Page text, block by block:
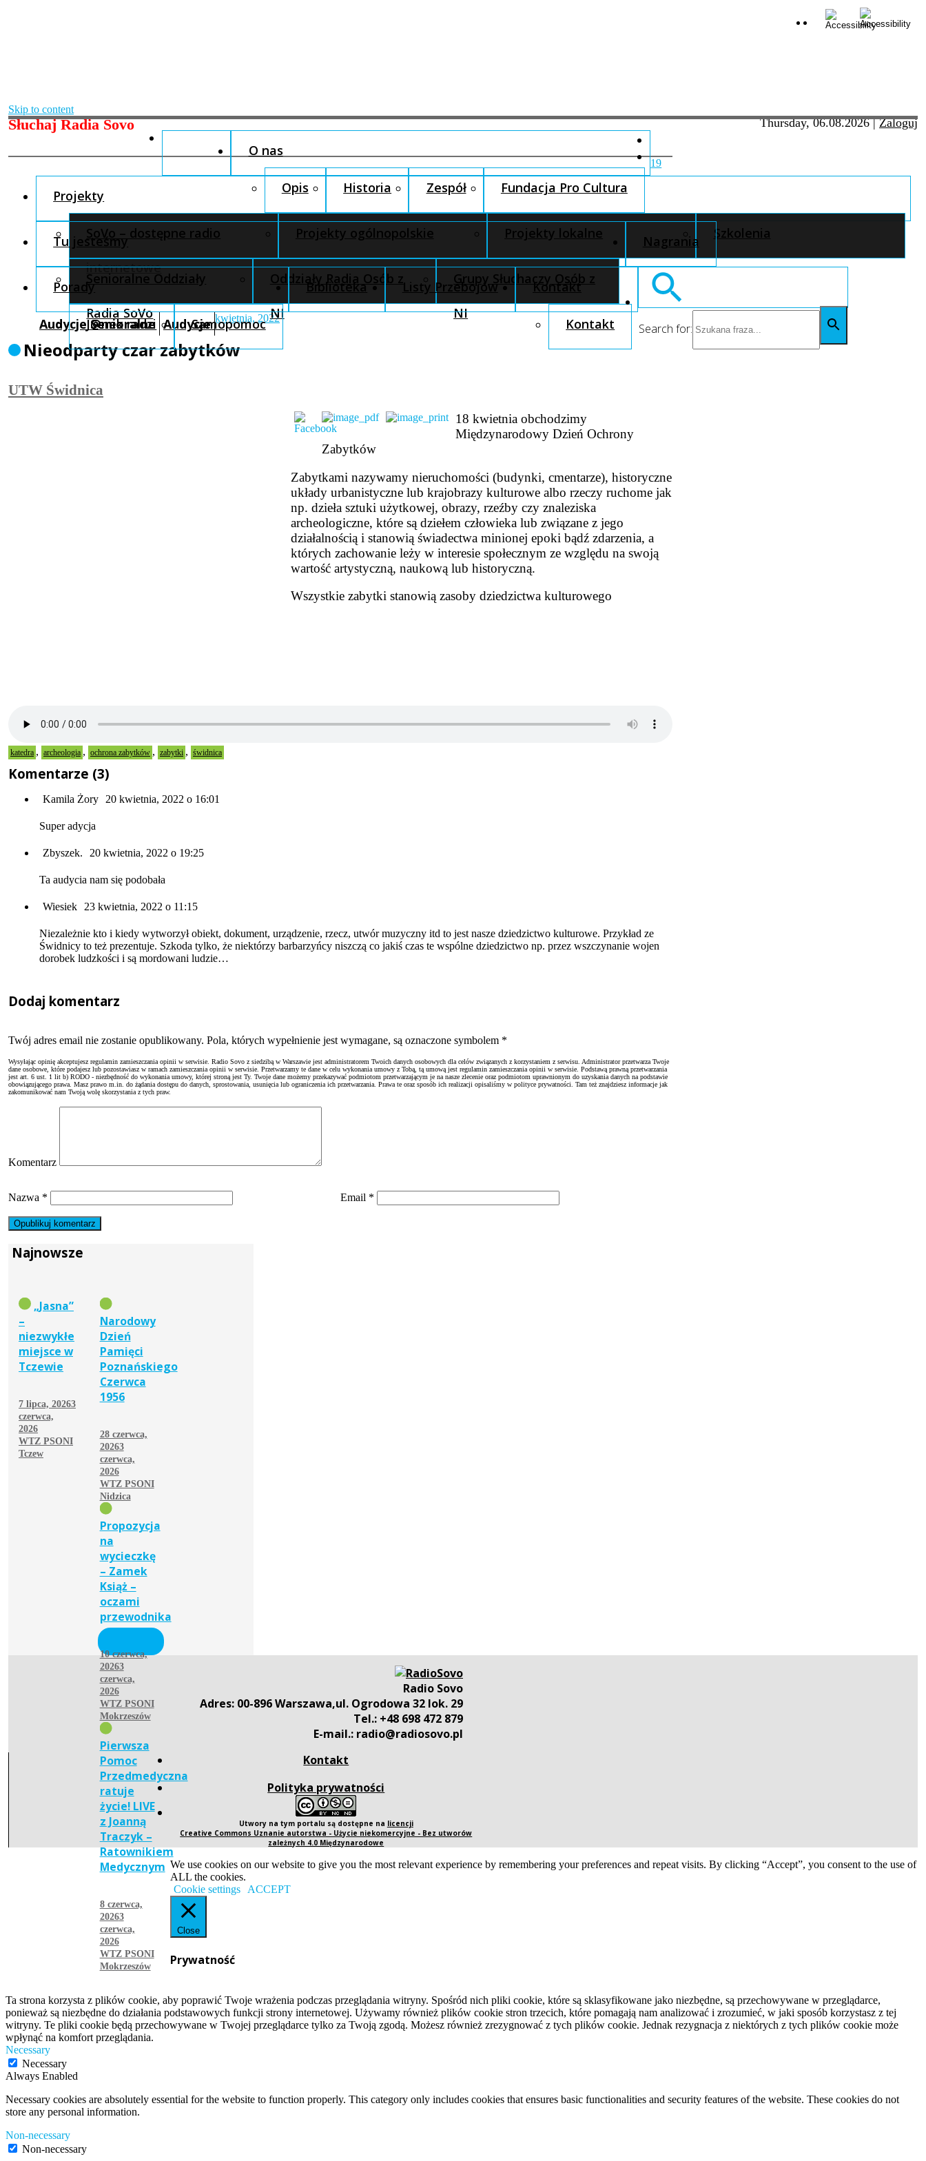
Skip to content
Słuchaj Radia Sovo Thursday, 06.08.2026|Zaloguj
O nas
Opis Historia Zespół Fundacja Pro Cultura
Projekty
SoVo – dostępne radio
internetowe
Projekty ogólnopolskie Projekty lokalne Szkolenia
Tu jesteśmy
Senioralne Oddziały
Radia SoVo
Oddziały Radia Osób z
NI
Grupy Słuchaczy Osób z
NI
Nagrania
Porady
J@nek radzi Samopomoc
Biblioteka Listy Przebojów Kontakt
Kontakt Search for:
Audycje Senioralne Audycje
19
kwietnia, 2022
Nieodparty czar zabytków
UTW Świdnica
18 kwietnia obchodzimy
Międzynarodowy Dzień Ochrony
Zabytków
Zabytkami nazywamy nieruchomości (budynki, cmentarze), historyczne
układy urbanistyczne lub krajobrazy kulturowe albo rzeczy ruchome jak
np. dzieła sztuki użytkowej, obrazy, rzeźby czy znaleziska
archeologiczne, które są dziełem człowieka lub związane z jego
działalnością i stanowią świadectwa minionej epoki bądź zdarzenia, a
których zachowanie leży w interesie społecznym ze względu na swoją
wartość artystyczną, naukową lub historyczną.
Wszystkie zabytki stanowią zasoby dziedzictwa kulturowego
katedra , archeologia , ochrona zabytków , zabytki , świdnica
Komentarze (3)
Kamila Żory 20 kwietnia, 2022 o 16:01
Super adycja
Zbyszek. 20 kwietnia, 2022 o 19:25
Ta audycia nam się podobała
Wiesiek 23 kwietnia, 2022 o 11:15
Niezależnie kto i kiedy wytworzył obiekt, dokument, urządzenie, rzecz, utwór muzyczny itd to jest nasze dziedzictwo kulturowe. Przykład ze
Świdnicy to też prezentuje. Szkoda tylko, że niektórzy barbarzyńcy niszczą co jakiś czas te wspólne dziedzictwo np. przez wszczynanie wojen
dorobek ludzkości i są mordowani ludzie…
Dodaj komentarz
Twój adres email nie zostanie opublikowany. Pola, których wypełnienie jest wymagane, są oznaczone symbolem *
Wysyłając opinię akceptujesz regulamin zamieszczania opinii w serwisie. Radio Sovo z siedzibą w Warszawie jest administratorem Twoich danych osobowych dla celów związanych z korzystaniem z serwisu. Administrator przetwarza Twoje
dane osobowe, które podajesz lub pozostawiasz w ramach zamieszczania opinii w serwisie. Przetwarzamy te dane w celu wykonania umowy z Tobą, tą umową jest regulamin zamieszczania opinii w serwisie. Podstawą prawną przetwarzania
jest art. 6 ust. 1 lit b) RODO - niezbędność do wykonania umowy, której stroną jest Ty. Twoje dane możemy przekazywać podmiotom przetwarzającym je na nasze zlecenie oraz podmiotom uprawnionym do uzyskania danych na podstawie
obowiązującego prawa. Masz prawo m.in. do żądania dostępu do danych, sprostowania, usunięcia lub ograniczenia ich przetwarzania. Prawa te oraz sposób ich realizacji opisaliśmy w polityce prywatności. Tam też znajdziesz informacje jak
zakomunikować nam Twoją wolę skorzystania z tych praw.
Komentarz
Nazwa * Email *
Najnowsze
„Jasna”
–
niezwykłe
miejsce w
Tczewie
7 lipca, 20263
czerwca,
2026
WTZ PSONI
Tczew
Narodowy
Dzień
Pamięci
Poznańskiego
Czerwca
1956
28 czerwca,
20263
czerwca,
2026
WTZ PSONI
Nidzica
Propozycja
na
wycieczkę
– Zamek
Książ –
oczami
przewodnika
10 czerwca,
20263
czerwca,
2026
WTZ PSONI
Mokrzeszów
Pierwsza
Pomoc
Przedmedyczna
ratuje
życie! LIVE
z Joanną
Traczyk –
Ratownikiem
Medycznym
8 czerwca,
20263
czerwca,
2026
WTZ PSONI
Mokrzeszów
Radio Sovo
Adres: 00-896 Warszawa,ul. Ogrodowa 32 lok. 29
Tel.: +48 698 472 879
E-mail.: radio@radiosovo.pl
Kontakt
Polityka prywatności
Utwory na tym portalu są dostępne na licencji
Creative Commons Uznanie autorstwa - Użycie niekomercyjne - Bez utworów
zależnych 4.0 Międzynarodowe
We use cookies on our website to give you the most relevant experience by remembering your preferences and repeat visits. By clicking “Accept”, you consent to the use of
ALL the cookies.
Cookie settings
ACCEPT
Close
Prywatność
Ta strona korzysta z plików cookie, aby poprawić Twoje wrażenia podczas przeglądania witryny. Spośród nich pliki cookie, które są sklasyfikowane jako niezbędne, są przechowywane w przeglądarce,
ponieważ są niezbędne do działania podstawowych funkcji strony internetowej. Używamy również plików cookie stron trzecich, które pomagają nam analizować i zrozumieć, w jaki sposób korzystasz z tej
witryny. Te pliki cookie będą przechowywane w Twojej przeglądarce tylko za Twoją zgodą. Możesz również zrezygnować z tych plików cookie. Jednak rezygnacja z niektórych z tych plików cookie może
wpłynąć na komfort przeglądania.
Necessary
Necessary
Always Enabled
Necessary cookies are absolutely essential for the website to function properly. This category only includes cookies that ensures basic functionalities and security features of the website. These cookies do not
store any personal information.
Non-necessary
Non-necessary